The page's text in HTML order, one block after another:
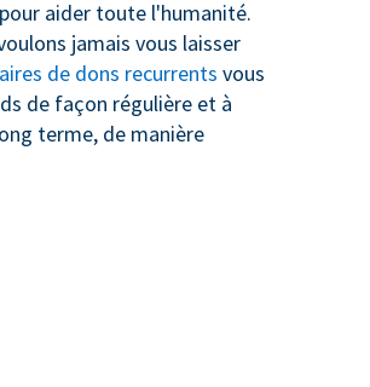
aider toute l'humanité.
jamais vous laisser
de dons recurrents vous
de façon régulière et à
terme, de manière